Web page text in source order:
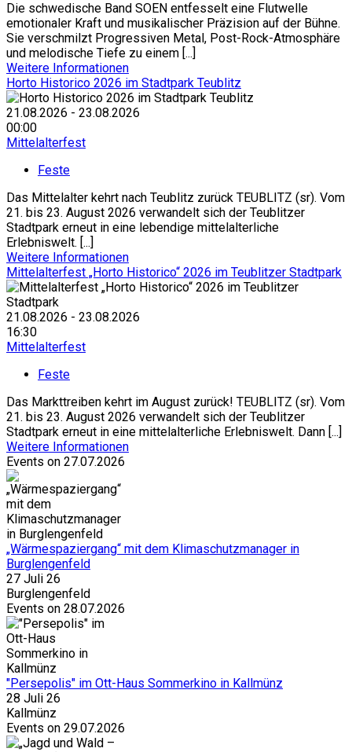
Die schwedische Band SOEN entfesselt eine Flutwelle
emotionaler Kraft und musikalischer Präzision auf der Bühne.
Sie verschmilzt Progressiven Metal, Post-Rock-Atmosphäre
und melodische Tiefe zu einem [...]
Weitere Informationen
Horto Historico 2026 im Stadtpark Teublitz
21.08.2026 - 23.08.2026
00:00
Mittelalterfest
Feste
Das Mittelalter kehrt nach Teublitz zurück TEUBLITZ (sr). Vom
21. bis 23. August 2026 verwandelt sich der Teublitzer
Stadtpark erneut in eine lebendige mittelalterliche
Erlebniswelt. [...]
Weitere Informationen
Mittelalterfest „Horto Historico“ 2026 im Teublitzer Stadtpark
21.08.2026 - 23.08.2026
16:30
Mittelalterfest
Feste
Das Markttreiben kehrt im August zurück! TEUBLITZ (sr). Vom
21. bis 23. August 2026 verwandelt sich der Teublitzer
Stadtpark erneut in eine mittelalterliche Erlebniswelt. Dann [...]
Weitere Informationen
Events on 27.07.2026
„Wärmespaziergang“ mit dem Klimaschutzmanager in
Burglengenfeld
27 Juli 26
Burglengenfeld
Events on 28.07.2026
"Persepolis" im Ott-Haus Sommerkino in Kallmünz
28 Juli 26
Kallmünz
Events on 29.07.2026